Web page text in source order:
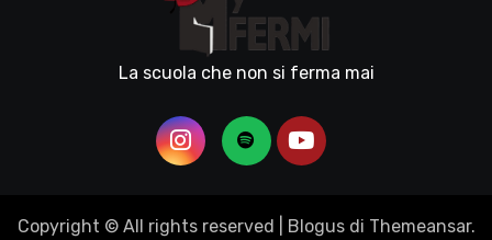
La scuola che non si ferma mai
Copyright © All rights reserved Blogusdi Themeansar.